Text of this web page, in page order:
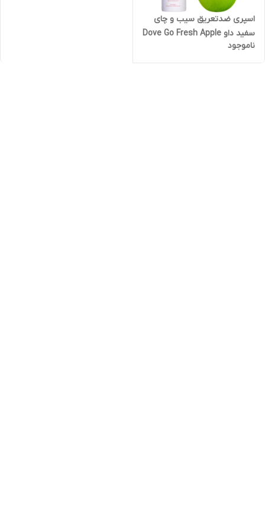
اسپری ضدتعریق سیب و چای
سفید داو Dove Go Fresh Apple
حجم 250 میلی لیتر اورجینال
ناموجود